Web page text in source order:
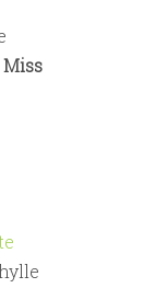
Miss